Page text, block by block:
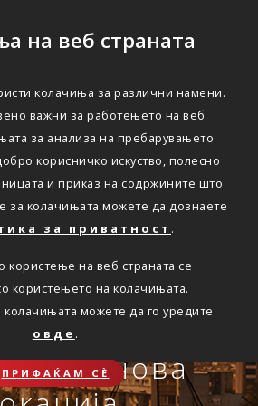
на веб страната
колачиња за различни намени.
важни за работењето на веб
за анализа на пребарувањето
корисничко искуство, полесно
и приказ на содржините што
за колачињата можете да дознаете
за приватност .
користење на веб страната се
користењето на колачињата.
можете да го уредите
овде .
ПРИФАЌАМ СЀна нова
во ред
или инспирација за секоја животна
пријава на
случај преку
OneID
и Travel
Plus
преку
ОДГОВОРНОСТ
осигурување.
ПАТНИЧКО